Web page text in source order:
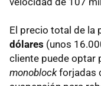
El precio total de la
dólares (unos
cliente puede optar
monoblockforjadas